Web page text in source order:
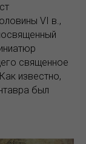
VI в.,
священное
известно,
был